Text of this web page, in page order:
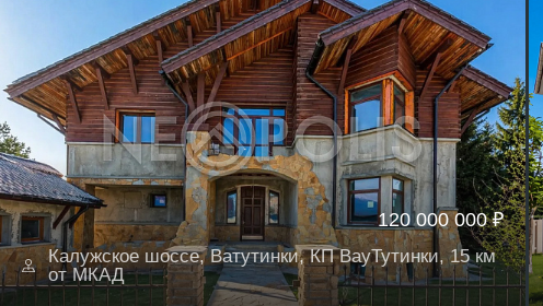
120 000 000 ₽
Калужское шоссе, Ватутинки, КП ВауТутинки, 15 км
от МКАД